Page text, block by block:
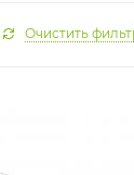
Очистить